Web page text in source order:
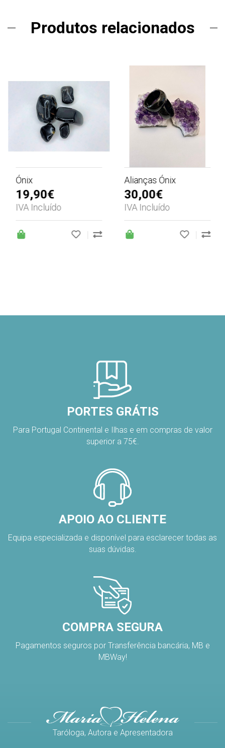
Produtos relacionados
Ónix
19,90€
IVA Incluído
Alianças Ónix
30,00€
IVA Incluído
PORTES GRÁTIS
Para Portugal Continental e Ilhas e em compras de valor
superior a 75€.
APOIO AO CLIENTE
Equipa especializada e disponível para esclarecer todas as
suas dúvidas.
COMPRA SEGURA
Pagamentos seguros por Transferência bancária, MB e
MBWay!
Taróloga, Autora e Apresentadora